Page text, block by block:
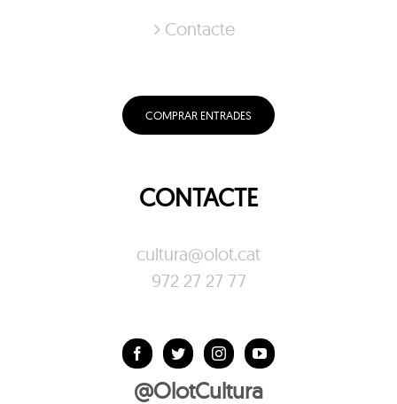
Contacte
COMPRAR ENTRADES
CONTACTE
cultura@olot.cat
972 27 27 77
@OlotCultura